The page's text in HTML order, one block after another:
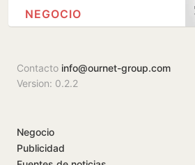
NEGOCIO
Contacto info@ournet-group.com
Version: 0.2.2
Negocio
Publicidad